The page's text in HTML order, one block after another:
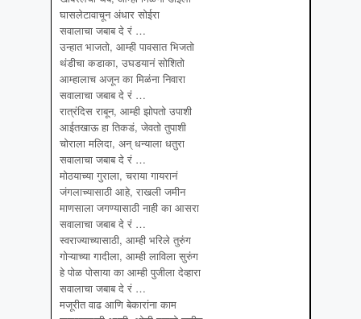
घासलेटावाचून अंधार सोईरा
सवालाचा जबाब दे रं …
उन्हात भाजतो, आम्ही पावसात भिजतो
थंडीचा कडाका, उघडयानं सोशितो
आम्हालाच अजून का मिळंना निवारा
सवालाचा जबाब दे रं …
रात्रंदिस राबून, आम्ही झोपतो उपाशी
आईतखाऊ हा तिकडं, जेवतो तुपाशी
चोराला मलिदा, अन् धन्याला धतुरा
सवालाचा जबाब दे रं …
मोठयाच्या गुराला, चराया गायरानं
जंगलाच्यासाठी आहे, राखली जमीन
माणसाला जगण्यासाठी नाही का आसरा
सवालाचा जबाब दे रं …
स्वराज्याच्यासाठी, आम्ही भरिले तुरुंग
गोऱ्याच्या गादीला, आम्ही लाविला सुरुंग
हे पोळ पोसाया का आम्ही पुजीला देव्हारा
सवालाचा जबाब दे रं …
मजूरीत वाढ आणि बेकारांना काम